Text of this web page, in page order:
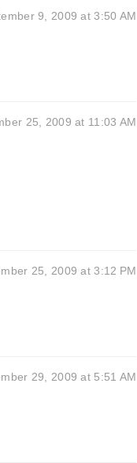
9, 2009 at 3:50 AM
25, 2009 at 11:03 AM
25, 2009 at 3:12 PM
29, 2009 at 5:51 AM